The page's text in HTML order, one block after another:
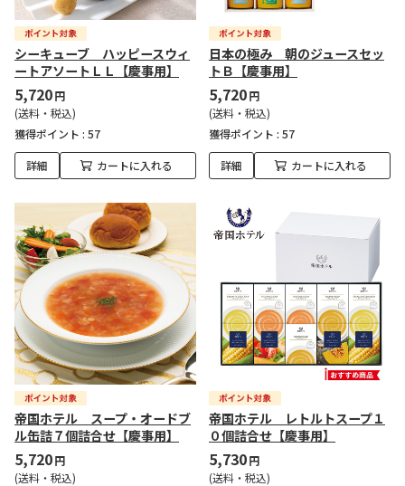
シーキューブ ハッピースウィ
ートアソートＬＬ【慶事用】
5,720円
(送料・税込)
獲得ポイント : 57
詳細 カートに入れる
日本の極み 朝のジュースセッ
トＢ【慶事用】
5,720円
(送料・税込)
獲得ポイント : 57
詳細 カートに入れる
帝国ホテル スープ・オードブ
ル缶詰７個詰合せ【慶事用】
5,720円
(送料・税込)
帝国ホテル レトルトスープ１
０個詰合せ【慶事用】
5,730円
(送料・税込)